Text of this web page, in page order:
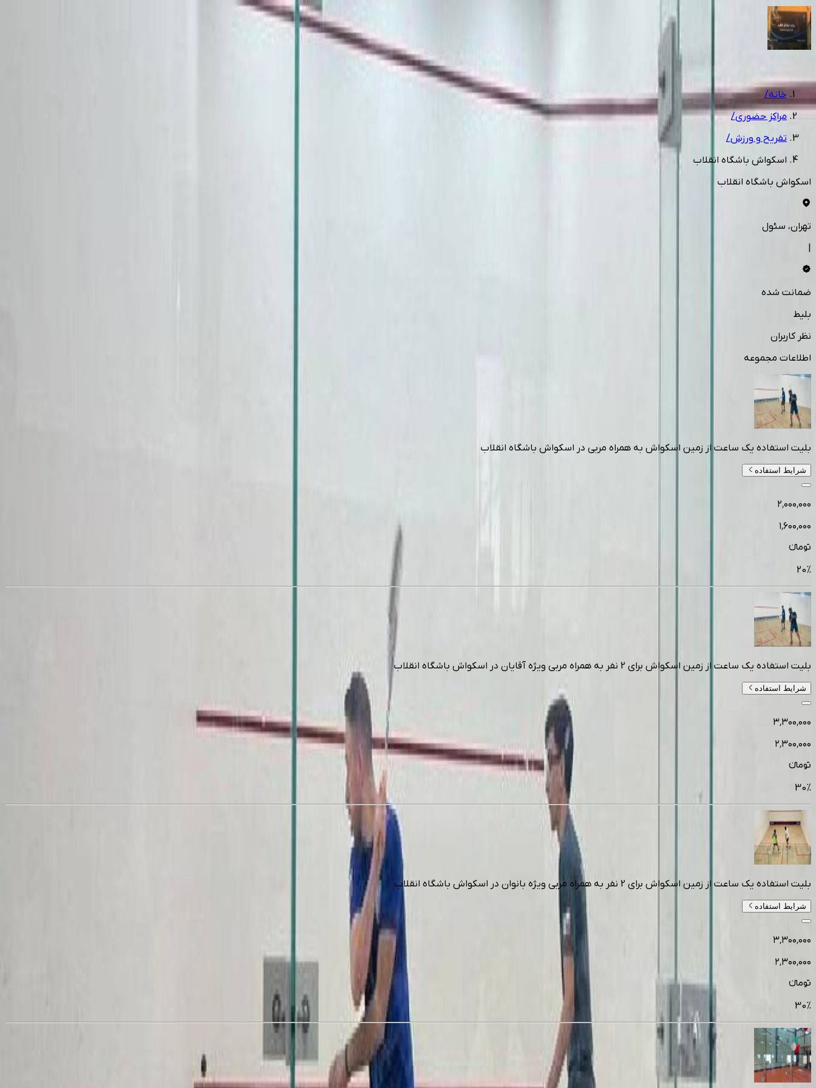
1/10
خانه/
مراکز حضوری/
تفریح و ورزش/
اسکواش باشگاه انقلاب
اسکواش باشگاه انقلاب
تهران، سئول
ضمانت شده
بلیط
نظر کاربران
اطلاعات مجموعه
بلیت استفاده یک ساعت از زمین اسکواش به همراه مربی در اسکواش باشگاه انقلاب
شرایط استفاده
۲٬۰۰۰٬۰۰۰
۱٬۶۰۰٬۰۰۰
تومانءء
20%
بلیت استفاده یک ساعت از زمین اسکواش برای 2 نفر به همراه مربی ویژه آقایان در اسکواش باشگاه انقلاب
شرایط استفاده
۳٬۳۰۰٬۰۰۰
۲٬۳۰۰٬۰۰۰
تومانءء
30%
بلیت استفاده یک ساعت از زمین اسکواش برای 2 نفر به همراه مربی ویژه بانوان در اسکواش باشگاه انقلاب
شرایط استفاده
۳٬۳۰۰٬۰۰۰
۲٬۳۰۰٬۰۰۰
تومانءء
30%